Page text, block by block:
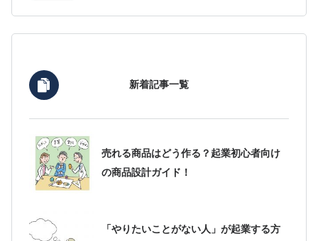
新着記事一覧
売れる商品はどう作る？起業初心者向け
の商品設計ガイド！
「やりたいことがない人」が起業する方